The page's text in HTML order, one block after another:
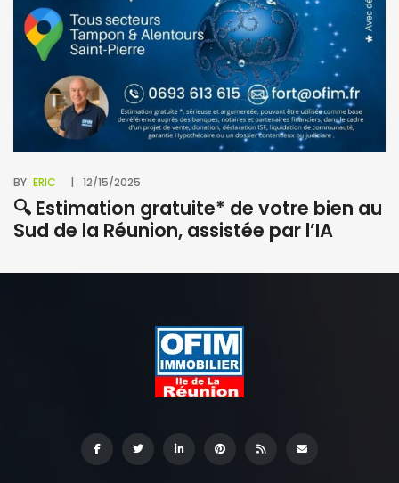
BY ERIC 12/15/2025
🔍 Estimation gratuite* de votre bien au
Sud de la Réunion, assistée par l’IA